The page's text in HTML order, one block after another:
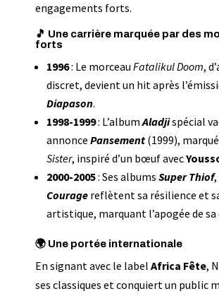
engagements forts.
🎵 Une carrière marquée par des
forts
1996: Le morceau Fatalikul Doom,
discret, devient un hit après
Diapason.
1998-1999: L’albumAladjispécial
annonce Pansement (1999),
Sister, inspiré d’un bœuf avec
2000-2005: Ses albums Super Thiof,
Courage reflètent sa résilience et
artistique, marquant l’apogée de sa
🌍 Une portée internationale
En signant avec le label Africa Fête,
ses classiques et conquiert un public